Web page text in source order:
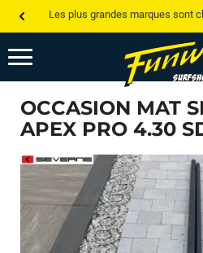
Les plus grandes marques sont
Jusqu’à -75% de remise sur le
💰 Meilleur prix garanti — Moins
Besoin de conseils de pro ?
OCCASION MAT
APEX PRO 4.30